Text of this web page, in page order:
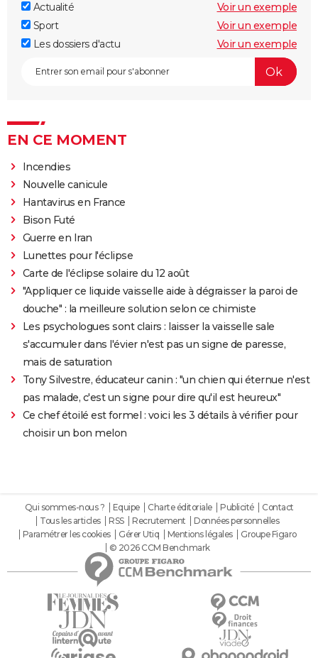
Actualité
Voir un exemple
Sport
Voir un exemple
Les dossiers d'actu
Voir un exemple
EN CE MOMENT
Incendies
Nouvelle canicule
Hantavirus en France
Bison Futé
Guerre en Iran
Lunettes pour l'éclipse
Carte de l'éclipse solaire du 12 août
"Appliquer ce liquide vaisselle aide à dégraisser la paroi de
douche" : la meilleure solution selon ce chimiste
Les psychologues sont clairs : laisser la vaisselle sale
s'accumuler dans l'évier n'est pas un signe de paresse,
mais de saturation
Tony Silvestre, éducateur canin : "un chien qui éternue n'est
pas malade, c'est un signe pour dire qu'il est heureux"
Ce chef étoilé est formel : voici les 3 détails à vérifier pour
choisir un bon melon
Qui sommes-nous ? Equipe Charte éditoriale Publicité
Contact
Tous les articles
RSS Recrutement
Données personnelles
Paramétrer les cookies
Gérer Utiq Mentions légales
Groupe Figaro
© 2026 CCM Benchmark